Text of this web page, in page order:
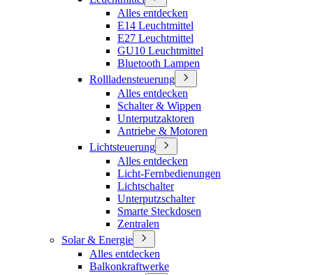
Alles entdecken
E14 Leuchtmittel
E27 Leuchtmittel
GU10 Leuchtmittel
Bluetooth Lampen
Rollladensteuerung
Alles entdecken
Schalter & Wippen
Unterputzaktoren
Antriebe & Motoren
Lichtsteuerung
Alles entdecken
Licht-Fernbedienungen
Lichtschalter
Unterputzschalter
Smarte Steckdosen
Zentralen
Solar & Energie
Alles entdecken
Balkonkraftwerke